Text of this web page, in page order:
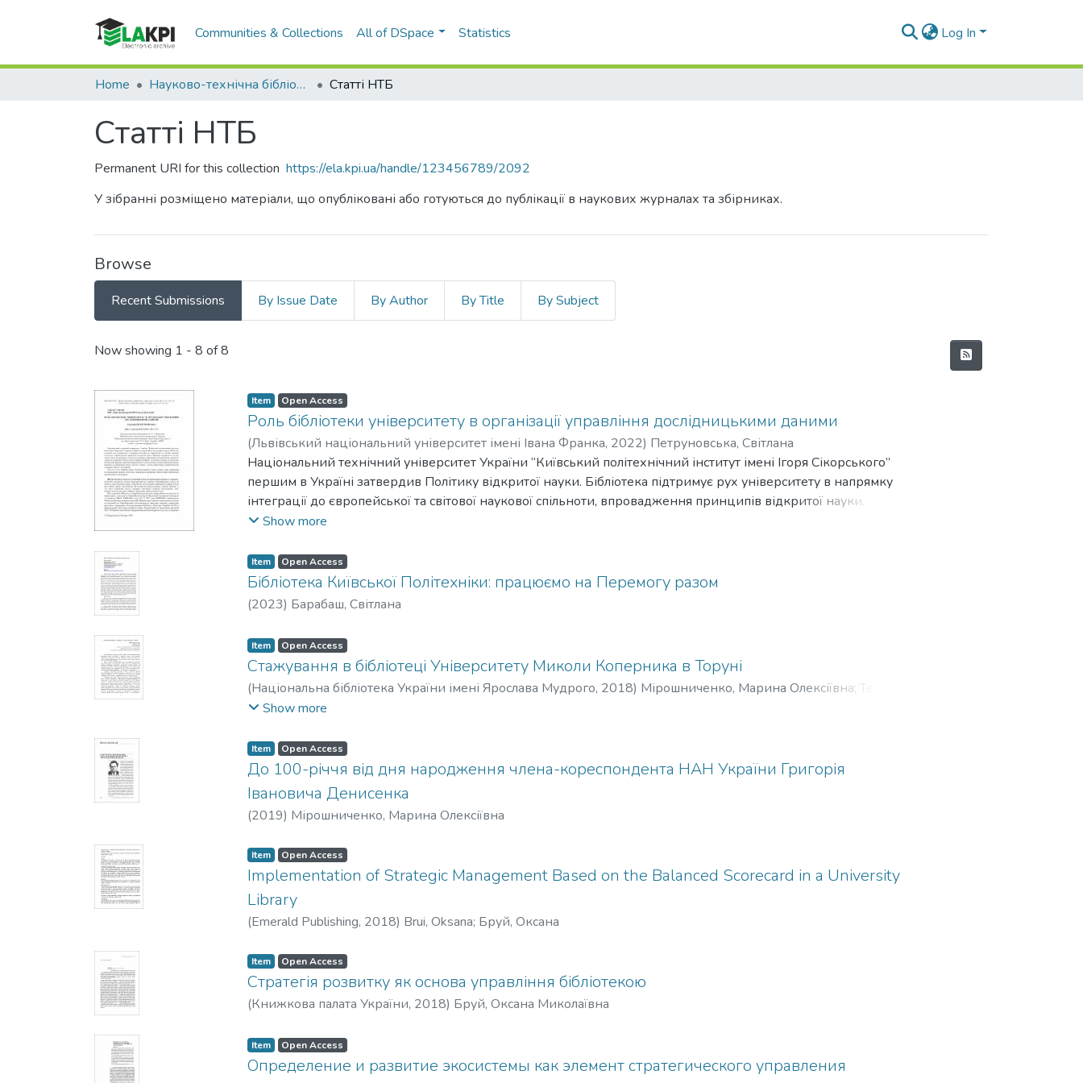
Communities & Collections All of DSpace Statistics Log In
Home Науково-технічна бібліотека Статті НТБ
Статті НТБ
Permanent URI for this collection https://ela.kpi.ua/handle/123456789/2092
У зібранні розміщено матеріали, що опубліковані або готуються до публікації в наукових журналах та збірниках.
Browse
Recent Submissions By Issue Date By Author By Title By Subject
Recent Submissions
Now showing 1 - 8 of 8
Item Open Access
Роль бібліотеки університету в організації управління дослідницькими даними
(Львівський національний університет імені Івана Франка, 2022) Петруновська, Світлана
Національний технічний університет України “Київський політехнічний інститут імені Ігоря Сікорського”
першим в Україні затвердив Політику відкритої науки. Бібліотека підтримує рух університету в напрямку
інтеграції до європейської та світової наукової спільноти, впровадження принципів відкритої науки.
Принцип відкритості на всіх етапах циклу дослідження стосується насамперед управління дослідницькими
бібліотечних фахівців, вивчення управлінських та технологічних питань керування даними,
розробки та проведення різних освітніх заходів з метою формування компетентностей з відкритої науки у
дослідників.
Show more
Item Open Access
Бібліотека Київської Політехніки: працюємо на Перемогу разом
(2023) Барабаш, Світлана
Item Open Access
Стажування в бібліотеці Університету Миколи Коперника в Торуні
(Національна бібліотека України імені Ярослава Мудрого, 2018) Мірошниченко, Марина Олексіївна; Тепікіна,
Людмила Володимирівна
Show more
Item Open Access
До 100-річчя від дня народження члена-кореспондента НАН України Григорія
Івановича Денисенка
(2019) Мірошниченко, Марина Олексіївна
Item Open Access
Implementation of Strategic Management Based on the Balanced Scorecard in a University
Library
(Emerald Publishing, 2018) Brui, Oksana; Бруй, Оксана
Item Open Access
Стратегія розвитку як основа управління бібліотекою
(Книжкова палата України, 2018) Бруй, Оксана Миколаївна
Item Open Access
Определение и развитие экосистемы как элемент стратегического управления